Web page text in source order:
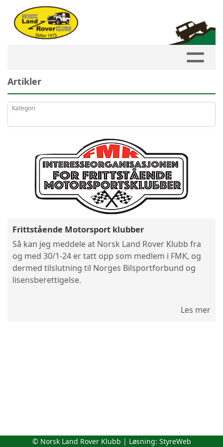
Artikler
Kategori
Frittstående Motorsport klubber
Så kan jeg meddele at Norsk Land Rover Klubb fra
og med 30/1-24 er tatt opp som medlem i FMK, og
dermed tilslutning til Norges Bilsportforbund og
lisensberettigelse.
Les mer
© Norsk Land Rover Klubb | Løsning: StyreWeb